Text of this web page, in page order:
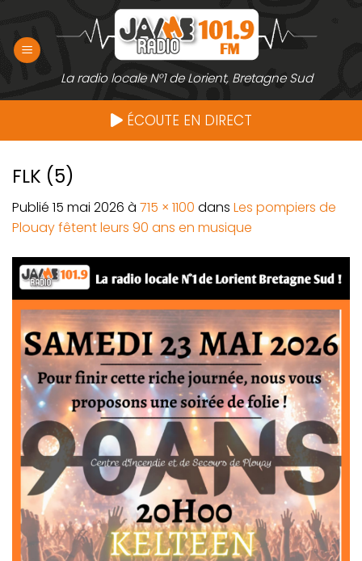
contenu
La radio locale N°1 de Lorient, Bretagne Sud
ÉCOUTE EN DIRECT
FLK (5)
Publié 15 mai 2026 à 715 × 1100 dans Les pompiers de
Plouay fêtent leurs 90 ans en musique